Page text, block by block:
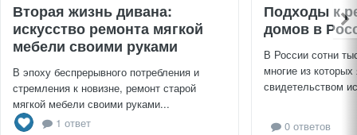
Вторая жизнь дивана:
искусство ремонта мягкой
мебели своими руками
В эпоху беспрерывного потребления и
стремления к новизне, ремонт старой
мягкой мебели своими руками...
1 ответ
Подходы к
домов в
В России сотни
многие из
свидетельством
0 ответов